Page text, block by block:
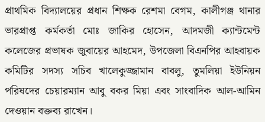
প্রাথমিক বিদ্যালয়ের প্রধান শিক্ষক রেশমা বেগম, কালীগঞ্জ থানার
ভারপ্রাপ্ত কর্মকর্তা মোঃ জাকির হোসেন, আদমজী ক্যান্টমেন্ট
কলেজের প্রভাষক জুবায়ের আহমেদ, উপজেলা বিএনপির আহবায়ক
কমিটির সদস্য সচিব খালেকুজ্জামান বাবলু, তুমলিয়া ইউনিয়ন
পরিষদের চেয়ারম্যান আবু বকর মিয়া এবং সাংবাদিক আল-আমিন
দেওয়ান বক্তব্য রাখেন।